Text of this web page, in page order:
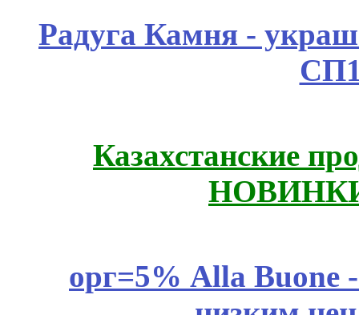
Радуга Камня -
Казахстанские
орг=5% Alla Buone